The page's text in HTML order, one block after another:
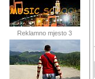
Reklamno mjesto 3